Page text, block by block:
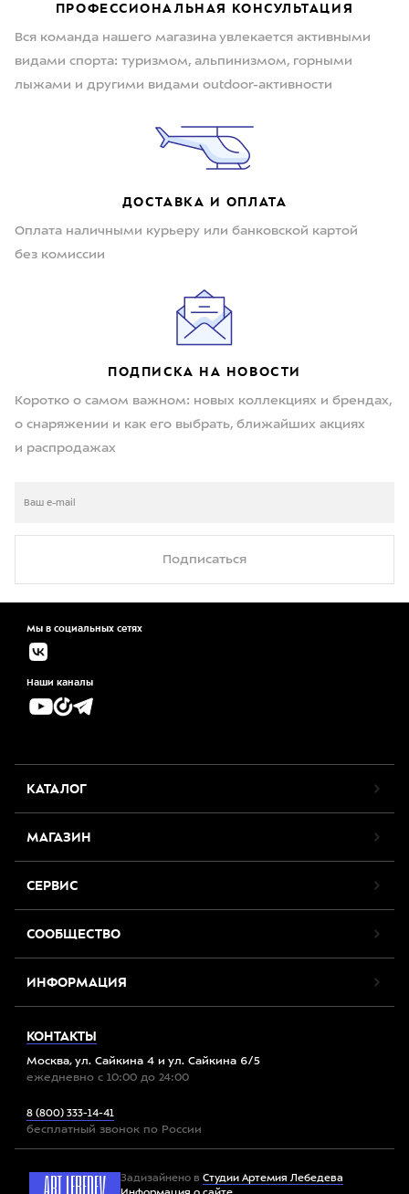
ПРОФЕССИОНАЛЬНАЯ КОНСУЛЬТАЦИЯ
Вся команда нашего магазина увлекается активными
видами спорта: туризмом, альпинизмом, горными
лыжами и другими видами outdoor-активности
ДОСТАВКА И ОПЛАТА
Оплата наличными курьеру или банковской картой
без комиссии
ПОДПИСКА НА НОВОСТИ
Коротко о самом важном: новых коллекциях и брендах,
о снаряжении и как его выбрать, ближайших акциях
и распродажах
Подписаться
Мы в социальных сетях
Наши каналы
КАТАЛОГ
МАГАЗИН
СЕРВИС
СООБЩЕСТВО
ИНФОРМАЦИЯ
КОНТАКТЫ
Москва, ул. Сайкина 4 и ул. Сайкина 6/5
ежедневно с 10:00 до 24:00
8 (800) 333-14-41
бесплатный звонок по России
Задизайнено в Студии Артемия Лебедева